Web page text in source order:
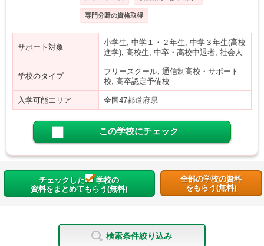
専門分野の資格取得
サポート対象
小学生, 中学１・２年生, 中学３年生(高校
進学), 高校生, 中卒・高校中退者, 社会人
学校のタイプ
フリースクール, 通信制高校・サポート
校, 高卒認定予備校
入学可能エリア 全国47都道府県
この学校にチェック
チェックした
学校の
資料をまとめてもらう(無料)
全部の学校の資料
をもらう(無料)
検索条件絞り込み